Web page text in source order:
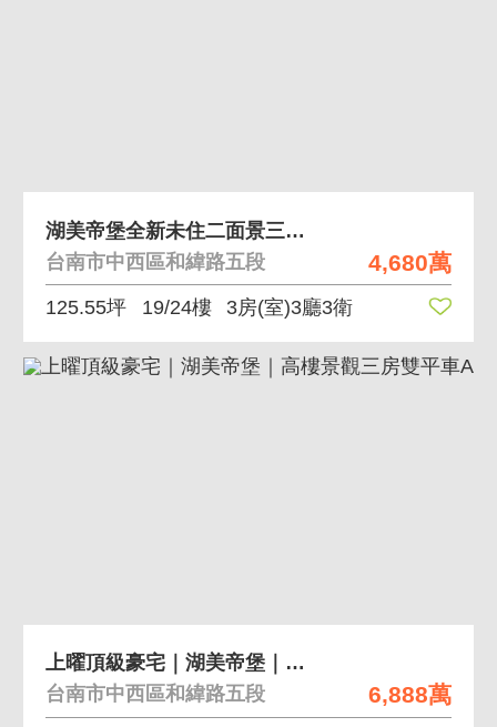
4,680萬
湖美帝堡全新未住二面景三房雙平車
台南市中西區和緯路五段
125.55坪 19/24樓 3房(室)3廳3衛
6,888萬
上曜頂級豪宅｜湖美帝堡｜高樓景觀三房雙平車A
台南市中西區和緯路五段